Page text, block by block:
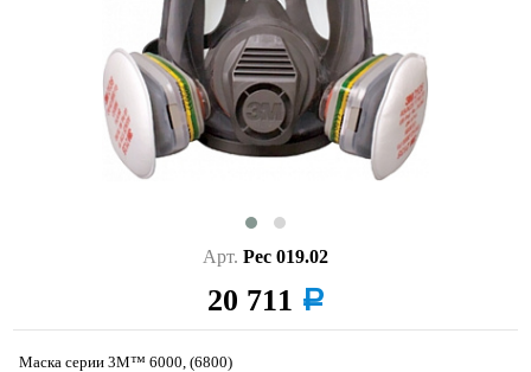
Арт. Рес 019.02
20 711 a
Маска серии 3М™ 6000, (6800)